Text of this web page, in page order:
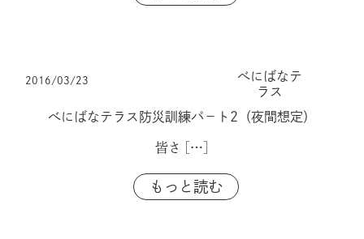
2016/03/23
べにばなテ
ラス
べにばなテラス防災訓練パ－ト2（夜間想定）
皆さ […]
もっと読む